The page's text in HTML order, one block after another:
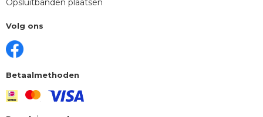
Opsluitbanden plaatsen
Volg ons
Betaalmethoden